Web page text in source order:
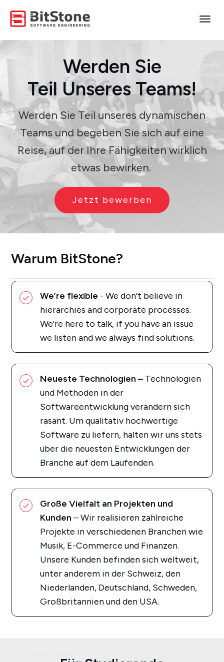
Werden Sie
Teil UnseresTeams!
Werden Sie Teil unseres dynamischen
Teams und begeben Sie sich auf eine
Reise, auf der Ihre Fähigkeiten wirklich
etwas bewirken.
Jetzt bewerben
Warum BitStone?
We’re flexible - We don’t believe in
hierarchies and corporate processes.
We’re here to talk, if you have an issue
we listen and we always find solutions.
Neueste Technologien – Technologien
und Methoden in der
Softwareentwicklung verändern sich
rasant. Um qualitativ hochwertige
Software zu liefern, halten wir uns stets
über die neuesten Entwicklungen der
Branche auf dem Laufenden.
Große Vielfalt an Projekten und
Kunden – Wir realisieren zahlreiche
Projekte in verschiedenen Branchen wie
Musik, E-Commerce und Finanzen.
Unsere Kunden befinden sich weltweit,
unter anderem in der Schweiz, den
Niederlanden, Deutschland, Schweden,
Großbritannien und den USA.